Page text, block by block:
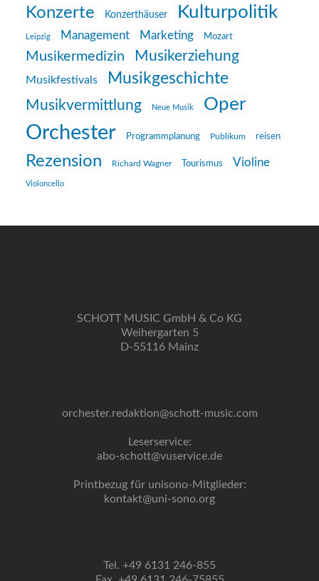
Konzerte Konzerthäuser Kulturpolitik
Leipzig Management Marketing Mozart
Musikermedizin Musikerziehung
Musikfestivals Musikgeschichte
Musikvermittlung Neue Musik Oper
Orchester Programmplanung Publikum reisen
Rezension Richard Wagner Tourismus Violine
Violoncello
SCHOTT MUSIC GmbH & Co KG
Weihergarten 5
D-55116 Mainz
orchester.redaktion@schott-music.com
Leserservice:
abo-schott@vuservice.de
Printbezug für unisono-Mitglieder:
kontakt@uni-sono.org
Tel. +49 6131 246-855